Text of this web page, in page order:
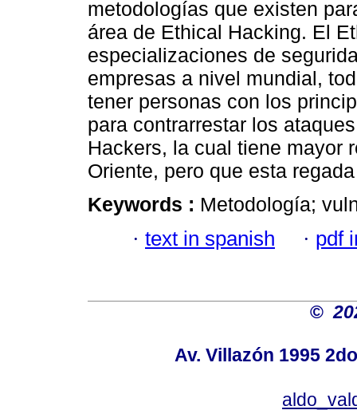
metodologías que existen
área de Ethical Hacking. El
especializaciones de
empresas a nivel mundial,
tener personas con los
para contrarrestar los
Hackers, la cual tiene mayor
Oriente, pero que esta
Keywords : Metodología;
· text in spanish · pdf
©
Av. Villazón 1995